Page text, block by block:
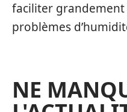
faciliter
problèmes
NE